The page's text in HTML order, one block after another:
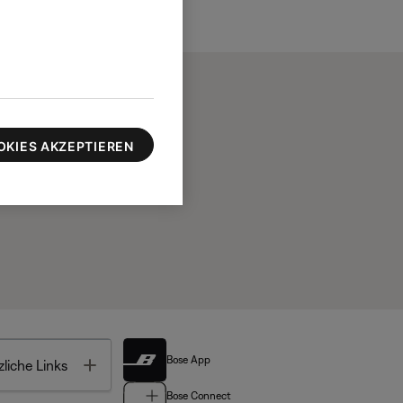
Links Toggle Bose App
Bose Connect
AKZEPTIEREN